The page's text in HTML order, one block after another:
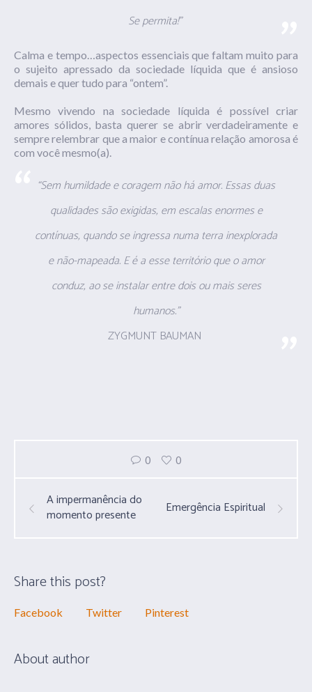
Se permita!”
Calma e tempo…aspectos essenciais que faltam muito para
o sujeito apressado da sociedade líquida que é ansioso
demais e quer tudo para “ontem”.
Mesmo vivendo na sociedade líquida é possível criar
amores sólidos, basta querer se abrir verdadeiramente e
sempre relembrar que a maior e contínua relação amorosa é
com você mesmo(a).
“Sem humildade e coragem não há amor. Essas duas
qualidades são exigidas, em escalas enormes e
contínuas, quando se ingressa numa terra inexplorada
e não-mapeada. E é a esse território que o amor
conduz, ao se instalar entre dois ou mais seres
humanos.”
ZYGMUNT BAUMAN
0 0
A impermanência do
momento presente
Emergência Espiritual
Share this post?
Facebook Twitter Pinterest
About author